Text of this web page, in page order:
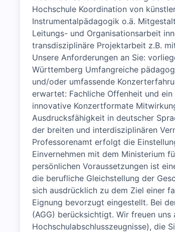
Hochschule Koordination von
Instrumentalpädagogik o.ä.
Leitungs- und Organisationsarbeit
transdisziplinäre Projektarbeit z.B.
Unsere Anforderungen an Sie:
Württemberg Umfangreiche
und/oder umfassende
erwartet: Fachliche Offenheit und
innovative Konzertformate
Ausdrucksfähigkeit in deutscher
der breiten und interdisziplinären
Professorenamt erfolgt die
Einvernehmen mit dem Ministerium
persönlichen Voraussetzungen ist
die berufliche Gleichstellung der
sich ausdrücklich zu dem Ziel einer
Eignung bevorzugt eingestellt. Bei
(AGG) berücksichtigt. Wir freuen
Hochschulabschlusszeugnisse), die